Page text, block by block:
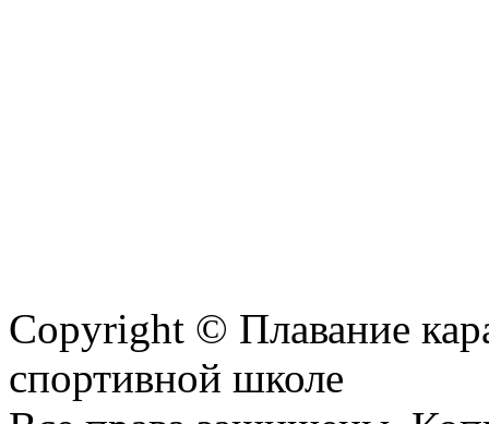
Copyright © Плавание
спортивной школе